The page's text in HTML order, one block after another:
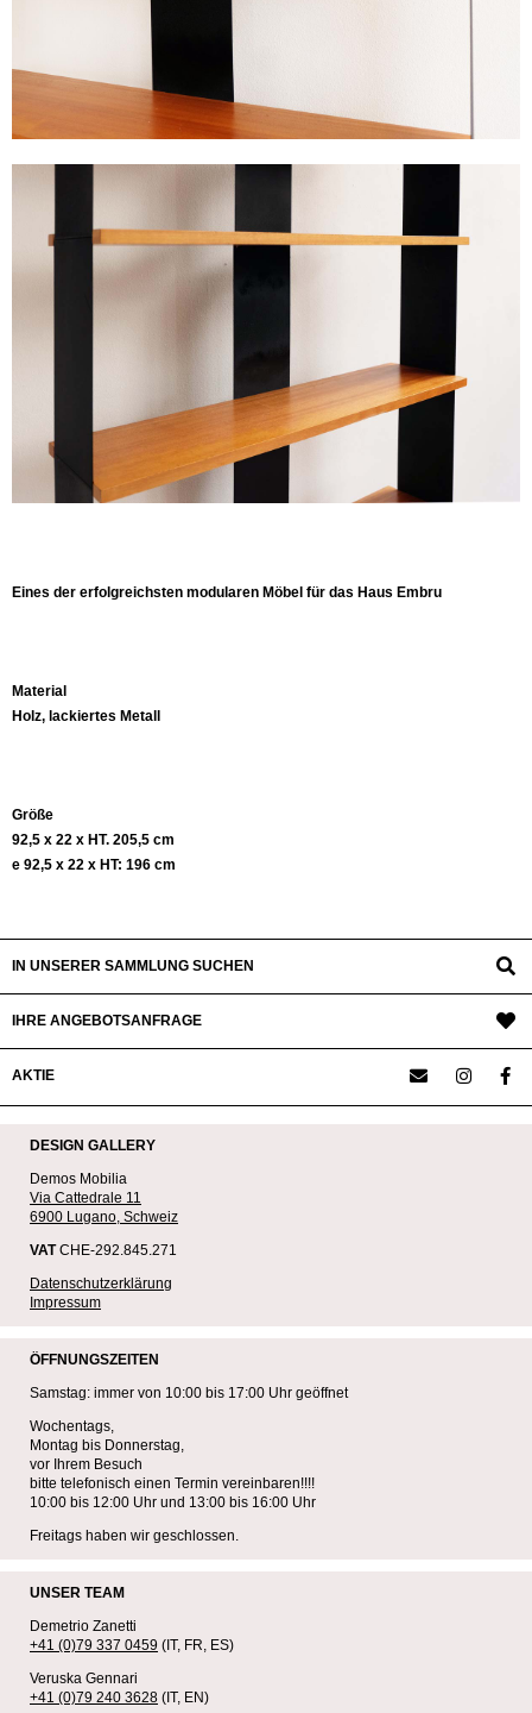
Eines der erfolgreichsten modularen Möbel für das Haus Embru
Material
Holz, lackiertes Metall
Größe
92,5 x 22 x HT. 205,5 cm
e 92,5 x 22 x HT: 196 cm
IN UNSERER SAMMLUNG SUCHEN
IHRE ANGEBOTSANFRAGE
AKTIE
DESIGN GALLERY
Demos Mobilia
Via Cattedrale 11
6900 Lugano, Schweiz
VATCHE-292.845.271
Datenschutzerklärung
Impressum
ÖFFNUNGSZEITEN
Samstag: immer von 10:00 bis 17:00 Uhr geöffnet
Wochentags,
Montag bis Donnerstag,
vor Ihrem Besuch
bitte telefonisch einen Termin vereinbaren!!!!
10:00 bis 12:00 Uhr und 13:00 bis 16:00 Uhr
Freitags haben wir geschlossen.
UNSER TEAM
Demetrio Zanetti
+41 (0)79 337 0459 (IT, FR, ES)
Veruska Gennari
+41 (0)79 240 3628 (IT, EN)